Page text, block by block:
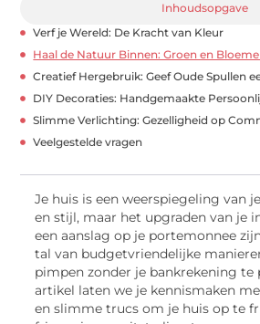
Inhoudsopgave
Verf je Wereld: De Kracht van Kleur
Haal de Natuur Binnen: Groen en
Creatief Hergebruik: Geef Oude Spullen
DIY Decoraties: Handgemaakte
Slimme Verlichting: Gezelligheid op
Veelgestelde vragen
Je huis is een weerspiegeling van
en stijl, maar het upgraden van je
een aanslag op je portemonnee
tal van budgetvriendelijke
pimpen zonder je bankrekening te
artikel laten we je kennismaken
en slimme trucs om je huis op te